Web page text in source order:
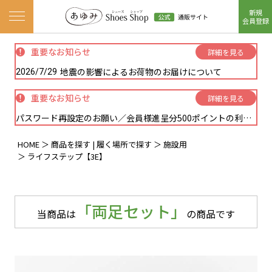
ナビゲーションメニューを開く
新規
会員登録
重要なお知らせ
2026/7/29 地震の影響によるお荷物のお届けについて
詳細を見る
重要なお知らせ
パスワード再設定のお願い／会員様進呈分500ポイントの利用方法に関しまして
詳細を見る
HOME 商品を探す | 履く場所で探す
施設用
ライフステップ【3E】
当商品は 「両足セット」 の商品です